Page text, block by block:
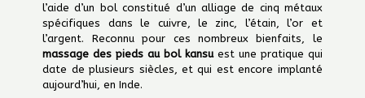
l’aide d’un bol constitué d’un alliage de cinq métaux
spécifiques dans le cuivre, le zinc, l’étain, l’or et
l’argent. Reconnu pour ces nombreux bienfaits, le
massage des pieds au bol kansuest une pratique qui
date de plusieurs siècles, et qui est encore implanté
aujourd’hui, en Inde.